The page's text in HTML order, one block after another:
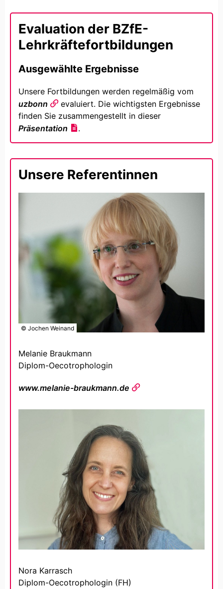
Evaluation der BZfE-
Lehrkräftefortbildungen
Ausgewählte Ergebnisse
Unsere Fortbildungen werden regelmäßig vom
uzbonn
evaluiert. Die wichtigsten Ergebnisse
finden Sie zusammengestellt in dieser
Präsentation
.
Unsere Referentinnen
© Jochen Weinand
Melanie Braukmann
Diplom-Oecotrophologin
www.melanie-braukmann.de
Nora Karrasch
Diplom-Oecotrophologin (FH)